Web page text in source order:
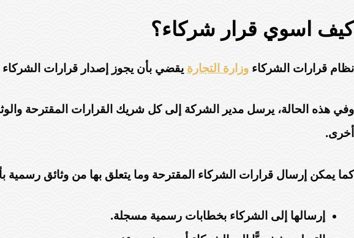
كيف اسوي قرار شركاء؟
نظام قرارات الشركاء وزارة التجارة يقضي بأن يجوز إصدار قرارات الشركاء
وفي هذه الحالة، يرسل مدير الشركة إلى كل شريك القرارات المقترحة
أخرى.
كما يمكن إرسال قرارات الشركاء المقترحة وما يتعلق بها من وثائق رسمية
إرسالها إلى الشركاء بخطابات رسمية مسجلة.